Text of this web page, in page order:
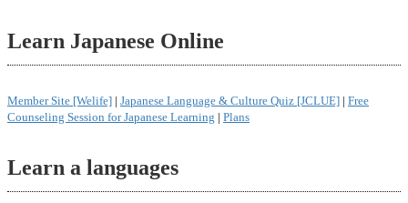
Learn Japanese Online
Member Site [Welife] | Japanese Language & Culture Quiz [JCLUE] | Free
Counseling Session for Japanese Learning | Plans
Learn a languages